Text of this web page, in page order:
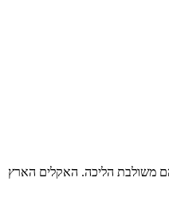
בהם משולבת הליכה. האקלים הארץ